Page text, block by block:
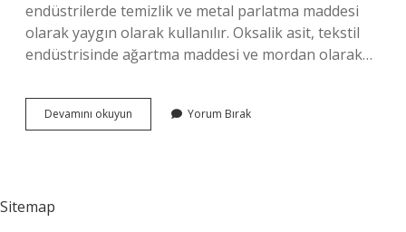
endüstrilerde temizlik ve metal parlatma maddesi
olarak yaygın olarak kullanılır. Oksalik asit, tekstil
endüstrisinde ağartma maddesi ve mordan olarak…
Devamını okuyun
Asit
Yorum Bırak
Sitemap